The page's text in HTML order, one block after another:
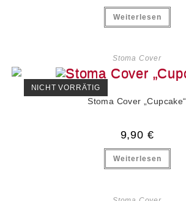
Weiterlesen
Stoma Cover
NICHT VORRÄTIG
Stoma Cover „Cupcake“
9,90 €
Weiterlesen